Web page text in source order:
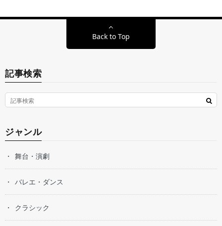
Back to Top
記事検索
ジャンル
舞台・演劇
バレエ・ダンス
クラシック